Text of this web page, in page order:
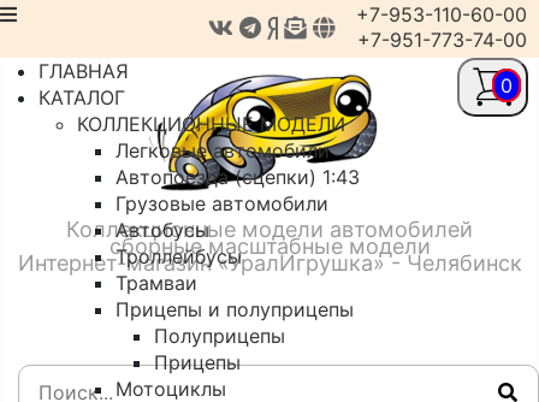
Коллекционные модели автомобилей
сборные масштабные модели
Интернет-магазин «УралИгрушка» - Челябинск
+7-953-110-60-00
+7-951-773-74-00
ГЛАВНАЯ
КАТАЛОГ
КОЛЛЕКЦИОННЫЕ МОДЕЛИ
Легковые автомобили
Автопоезда (сцепки) 1:43
Грузовые автомобили
Автобусы
Троллейбусы
Трамваи
Прицепы и полуприцепы
Полуприцепы
Прицепы
Мотоциклы
0